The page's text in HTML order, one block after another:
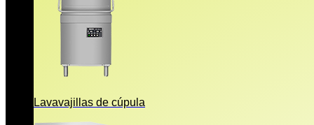
Lavavajillas de cúpula